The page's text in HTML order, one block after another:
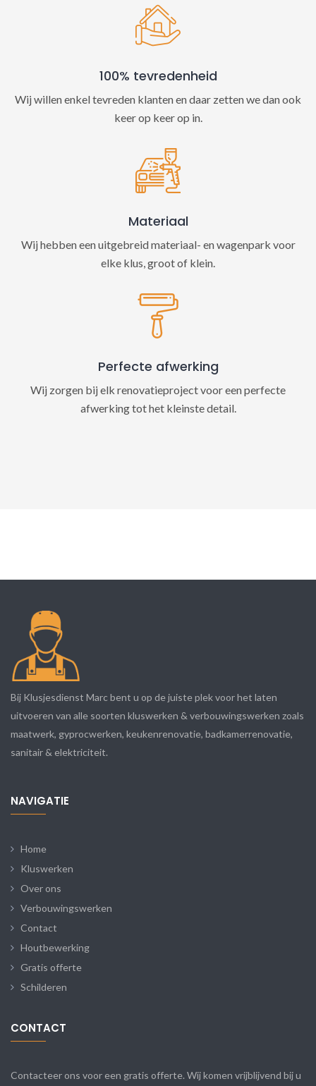
100% tevredenheid
Wij willen enkel tevreden klanten en daar zetten we dan ook
keer op keer op in.
Materiaal
Wij hebben een uitgebreid materiaal- en wagenpark voor
elke klus, groot of klein.
Perfecte afwerking
Wij zorgen bij elk renovatieproject voor een perfecte
afwerking tot het kleinste detail.
Bij Klusjesdienst Marc bent u op de juiste plek voor het laten
uitvoeren van alle soorten kluswerken & verbouwingswerken zoals
maatwerk, gyprocwerken, keukenrenovatie, badkamerrenovatie,
sanitair & elektriciteit.
NAVIGATIE
Home
Kluswerken
Over ons
Verbouwingswerken
Contact
Houtbewerking
Gratis offerte
Schilderen
CONTACT
Contacteer ons voor een gratis offerte. Wij komen vrijblijvend bij u